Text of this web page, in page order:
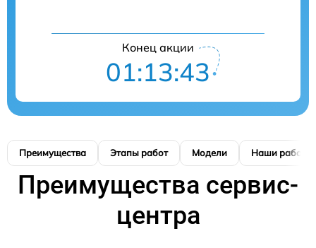
Конец акции
01:13:42
Преимущества Этапы работ Модели Наши работы
Преимущества сервис-
центра